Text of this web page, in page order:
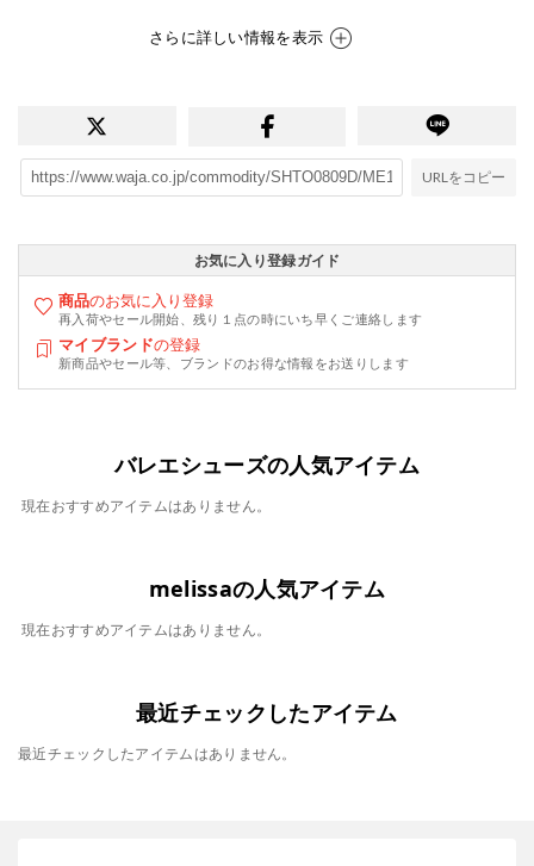
さらに詳しい情報を表示
URLをコピー
お気に入り登録ガイド
商品のお気に入り登録
再入荷やセール開始、残り１点の時にいち早くご連絡します
マイブランドの登録
新商品やセール等、ブランドのお得な情報をお送りします
バレエシューズの人気アイテム
現在おすすめアイテムはありません。
melissaの人気アイテム
現在おすすめアイテムはありません。
最近チェックしたアイテム
最近チェックしたアイテムはありません。